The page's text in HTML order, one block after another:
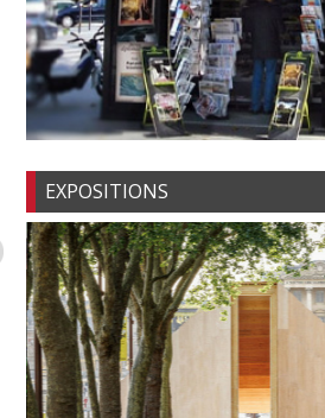
EXPOSITIONS